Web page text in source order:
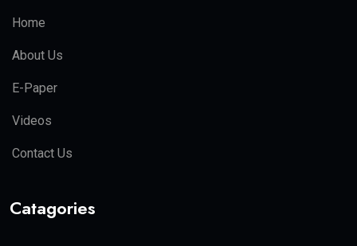
Home
About Us
E-Paper
Videos
Contact Us
Catagories